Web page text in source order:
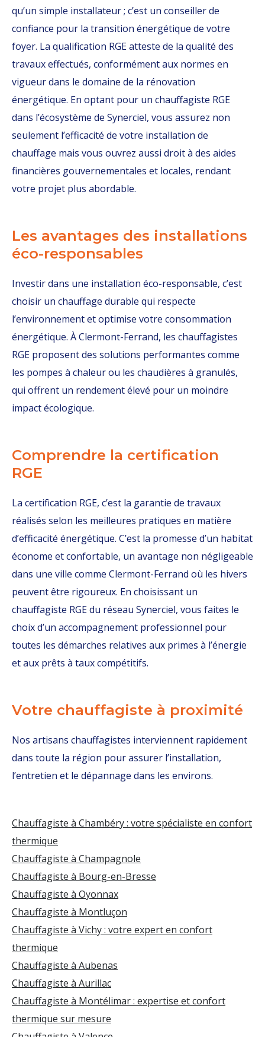
qu’un simple installateur ; c’est un conseiller de
confiance pour la transition énergétique de votre
foyer. La qualification RGE atteste de la qualité des
travaux effectués, conformément aux normes en
vigueur dans le domaine de la rénovation
énergétique. En optant pour un chauffagiste RGE
dans l’écosystème de Synerciel, vous assurez non
seulement l’efficacité de votre installation de
chauffage mais vous ouvrez aussi droit à des aides
financières gouvernementales et locales, rendant
votre projet plus abordable.
Les avantages des installations
éco-responsables
Investir dans une installation éco-responsable, c’est
choisir un chauffage durable qui respecte
l’environnement et optimise votre consommation
énergétique. À Clermont-Ferrand, les chauffagistes
RGE proposent des solutions performantes comme
les pompes à chaleur ou les chaudières à granulés,
qui offrent un rendement élevé pour un moindre
impact écologique.
Comprendre la certification
RGE
La certification RGE, c’est la garantie de travaux
réalisés selon les meilleures pratiques en matière
d’efficacité énergétique. C’est la promesse d’un habitat
économe et confortable, un avantage non négligeable
dans une ville comme Clermont-Ferrand où les hivers
peuvent être rigoureux. En choisissant un
chauffagiste RGE du réseau Synerciel, vous faites le
choix d’un accompagnement professionnel pour
toutes les démarches relatives aux primes à l’énergie
et aux prêts à taux compétitifs.
Votre chauffagiste à proximité
Nos artisans chauffagistes interviennent rapidement
dans toute la région pour assurer l’installation,
l’entretien et le dépannage dans les environs.
Chauffagiste à Chambéry : votre spécialiste en confort
thermique
Chauffagiste à Champagnole
Chauffagiste à Bourg-en-Bresse
Chauffagiste à Oyonnax
Chauffagiste à Montluçon
Chauffagiste à Vichy : votre expert en confort
thermique
Chauffagiste à Aubenas
Chauffagiste à Aurillac
Chauffagiste à Montélimar : expertise et confort
thermique sur mesure